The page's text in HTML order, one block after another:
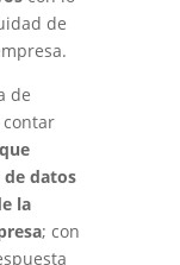
de
de
datos
la
; con